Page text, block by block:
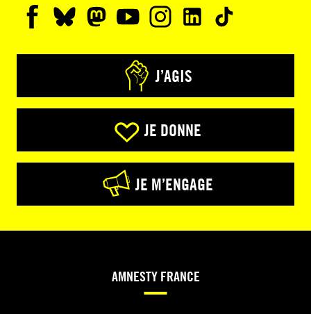
J’AGIS
JE DONNE
JE M’ENGAGE
AMNESTY FRANCE